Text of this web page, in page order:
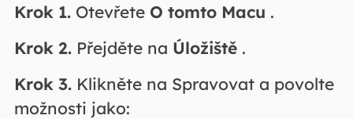
Krok 1.Otevřete O tomto Macu .
Krok 2.Přejděte na Úložiště.
Krok 3.Klikněte na Spravovat a povolte
možnosti jako: